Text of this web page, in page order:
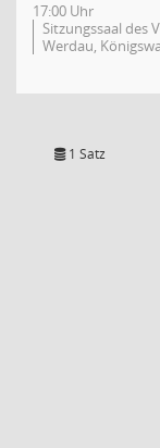
17:00 Uhr
Sitzungssaal des
Werdau,
1 Satz